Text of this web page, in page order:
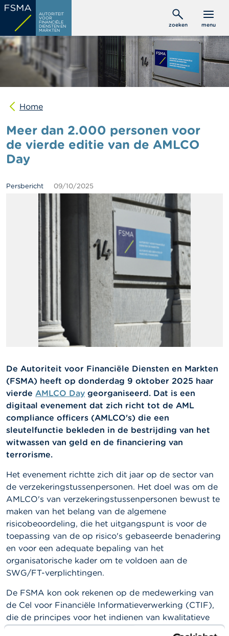
Overslaan
naar
de
inhoud
AUTORITEIT
VOOR
FINANCIËLE
DIENSTEN EN
MARKTEN
zoeken menu
C
s
u
m
t
n
P
o
f
e
s
N
i
e
u
w
s
&
W
a
r
s
c
h
u
w
i
n
g
n
J
o
b
s
Home
Meer dan 2.000 personen voor
de vierde editie van de AMLCO
Day
Persbericht 09/10/2025
De Autoriteit voor Financiële Diensten en Markten
(FSMA) heeft op donderdag 9 oktober 2025 haar
vierde AMLCO Day georganiseerd. Dat is een
digitaal evenement dat zich richt tot de AML
compliance officers (AMLCO's) die een
sleutelfunctie bekleden in de bestrijding van het
witwassen van geld en de financiering van
terrorisme.
Het evenement richtte zich dit jaar op de sector van
de verzekeringstussenpersonen. Het doel was om de
AMLCO's van verzekeringstussenpersonen bewust te
maken van het belang van de algemene
risicobeoordeling, die het uitgangspunt is voor de
toepassing van de op risico's gebaseerde benadering
en voor een adequate bepaling van het
organisatorische kader om te voldoen aan de
SWG/FT-verplichtingen.
De FSMA kon ook rekenen op de medewerking van
de Cel voor Financiële Informatieverwerking (CTIF),
die de principes voor het indienen van kwalitatieve
vermoedensmeldingen op goAML in herinnering